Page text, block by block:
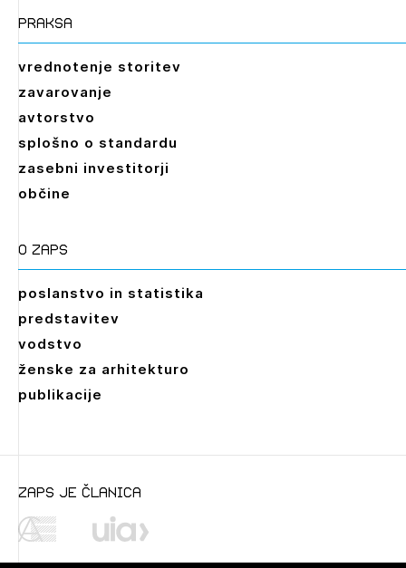
praksa
vrednotenje storitev
zavarovanje
avtorstvo
splošno o standardu
zasebni investitorji
občine
O zaps
poslanstvo in statistika
predstavitev
vodstvo
ženske za arhitekturo
publikacije
zaps je članica